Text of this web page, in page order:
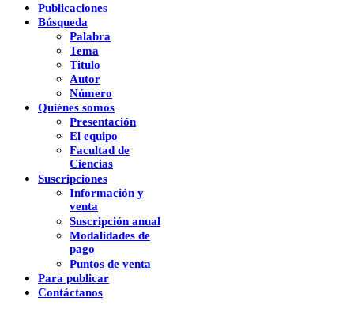
Publicaciones
Búsqueda
Palabra
Tema
Titulo
Autor
Número
Quiénes somos
Presentación
El equipo
Facultad de
Ciencias
Suscripciones
Información y
venta
Suscripción anual
Modalidades de
pago
Puntos de venta
Para publicar
Contáctanos